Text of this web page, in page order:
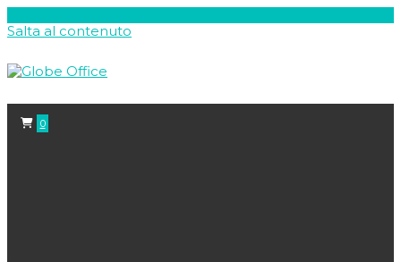
Salta al contenuto
0